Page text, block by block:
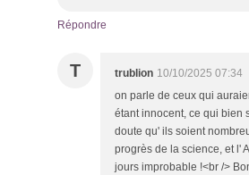
Répondre
T trublion 10/10/2025 07:34
on parle de ceux qui
étant innocent, ce qui bien
doute qu' ils soient
progrès de la science, et l'
jours improbable !<br />